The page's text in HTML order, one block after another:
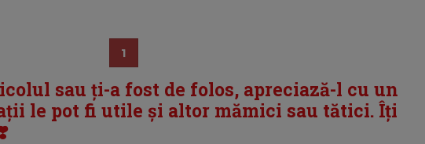
1
sau ți-a fost de folos, apreciază-l cu un
le pot fi utile și altor mămici sau tătici. Îți